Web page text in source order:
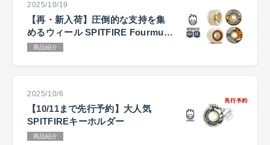
2025/10/19
【再・新入荷】圧倒的な支持を集
めるウィール SPITFIRE Fourmula
Four (F4) シリーズ
商品紹介
2025/10/6
【10/11まで先行予約】大人気
SPITFIREキーホルダー
商品紹介